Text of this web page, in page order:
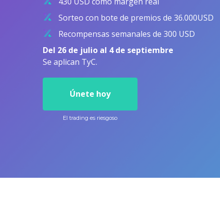
Sorteo con bote de premios de 36.000USD
Recompensas semanales de 300 USD
Del 26 de julio al 4 de septiembre
Se aplican TyC.
Únete hoy
El trading es riesgoso